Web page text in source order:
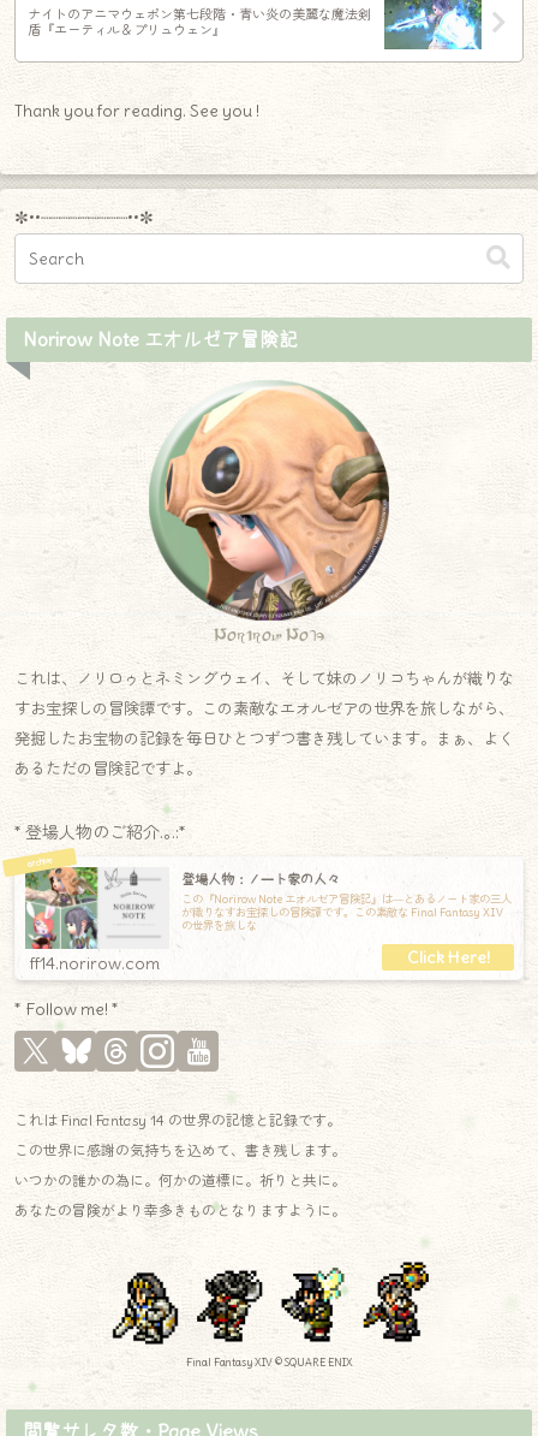
ナイトのアニマウェポン第七段階・青い炎の美麗な魔法剣
盾『エーティル＆プリュウェン』
Thank you for reading. See you !
✼••┈┈┈┈┈┈┈┈┈••✼
Norirow Note エオルゼア冒険記
Norirow Note
これは、ノリロゥとネミングウェイ、そして妹のノリコちゃんが織りな
すお宝探しの冒険譚です。この素敵なエオルゼアの世界を旅しながら、
発掘したお宝物の記録を毎日ひとつずつ書き残しています。まぁ、よく
あるただの冒険記ですよ。
* 登場人物のご紹介.｡.:*
登場人物：ノート家の人々
この『Norirow Note エオルゼア冒険記』は―とあるノート家の三人
が織りなすお宝探しの冒険譚です。この素敵な Final Fantasy XIV
の世界を旅しな
ff14.norirow.com
* Follow me! *
これは Final Fantasy 14 の世界の記憶と記録です。
この世界に感謝の気持ちを込めて、書き残します。
いつかの誰かの為に。何かの道標に。祈りと共に。
あなたの冒険がより幸多きものとなりますように。
Final Fantasy XIV © SQUARE ENIX
閲覧サレタ数・Page Views